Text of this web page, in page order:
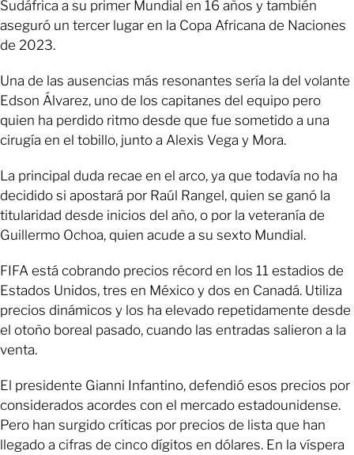
Sudáfrica a su primer Mundial en 16 años y también
aseguró un tercer lugar en la Copa Africana de Naciones
de 2023.
Una de las ausencias más resonantes sería la del volante
Edson Álvarez, uno de los capitanes del equipo pero
quien ha perdido ritmo desde que fue sometido a una
cirugía en el tobillo, junto a Alexis Vega y Mora.
La principal duda recae en el arco, ya que todavía no ha
decidido si apostará por Raúl Rangel, quien se ganó la
titularidad desde inicios del año, o por la veteranía de
Guillermo Ochoa, quien acude a su sexto Mundial.
FIFA está cobrando precios récord en los 11 estadios de
Estados Unidos, tres en México y dos en Canadá. Utiliza
precios dinámicos y los ha elevado repetidamente desde
el otoño boreal pasado, cuando las entradas salieron a la
venta.
El presidente Gianni Infantino, defendió esos precios por
considerados acordes con el mercado estadounidense.
Pero han surgido críticas por precios de lista que han
llegado a cifras de cinco dígitos en dólares. En la víspera